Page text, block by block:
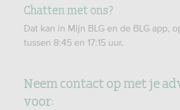
Chatten met ons?
Dat kan in Mijn BLG en de BLG app,
tussen 8:45 en 17:15 uur.
Neem contact op met je
voor: